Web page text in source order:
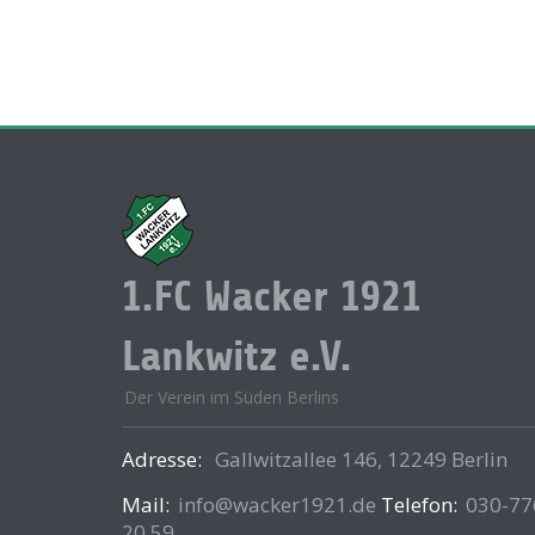
1.FC Wacker 1921
Lankwitz e.V.
Der Verein im Süden Berlins
Adresse: Gallwitzallee 146, 12249 Berlin
Mail: info@wacker1921.de Telefon: 030-